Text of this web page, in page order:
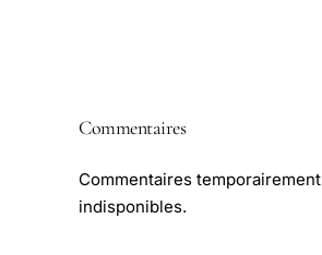
Commentaires
Commentaires temporairement
indisponibles.